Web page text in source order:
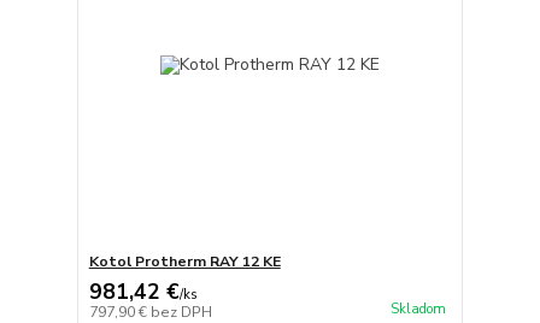
Kotol Protherm RAY 12 KE
981,42 €/ks
797,90 € bez DPH Skladom